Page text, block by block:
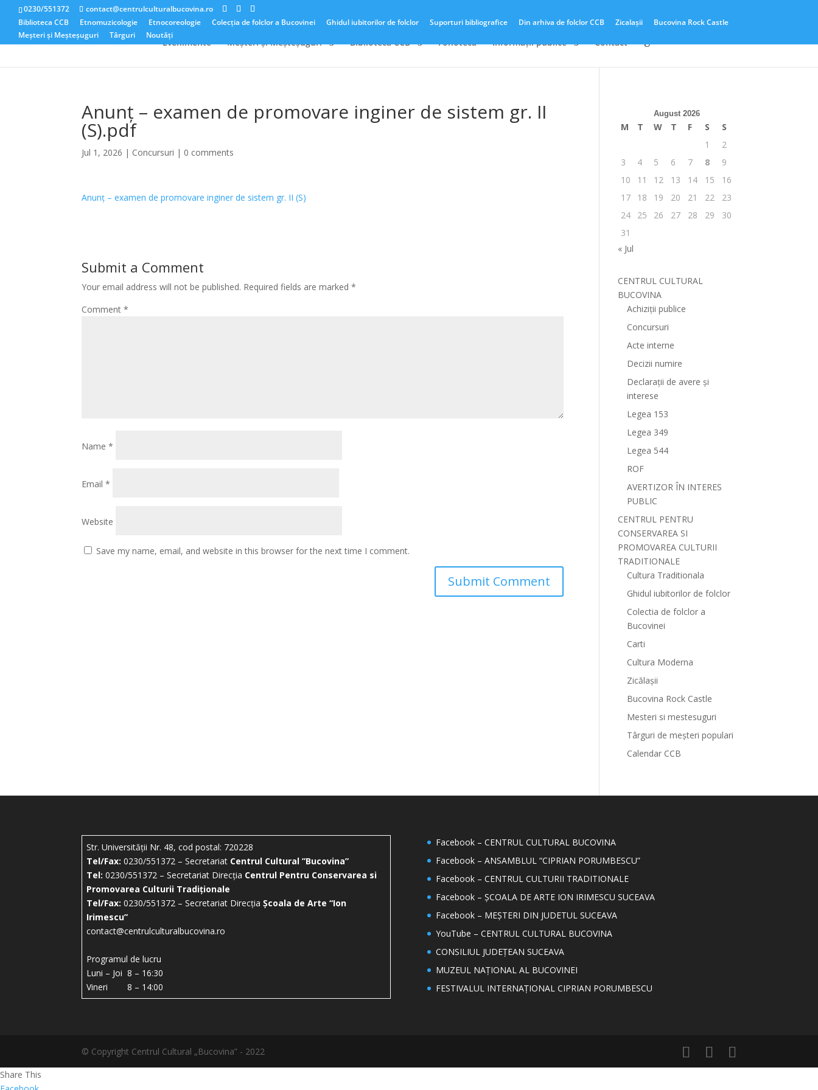
0230/551372
contact@centrulculturalbucovina.ro
Biblioteca CCB
Etnomuzicologie Etnocoreologie Colecția de folclor a Bucovinei Ghidul iubitorilor de folclor Suporturi bibliografice Din arhiva de folclor CCB Zicalașii
Bucovina Rock Castle
Meșteri și Meșteșuguri
Târguri Noutăți
Evenimente Meșteri și Meșteșuguri Biblioteca CCB Fonotecă Informații publice Contact
Anunț – examen de promovare inginer de sistem gr. II
(S).pdf
Jul 1, 2026 | Concursuri | 0 comments
Anunț – examen de promovare inginer de sistem gr. II (S)
Submit a Comment
Your email address will not be published. Required fields are marked*
Comment*
Name*
Email*
Website
Save my name, email, and website in this browser for the next time I comment.
August 2026
M T W T F S
S
1
2
3
4 5 6 7 8
9
10
11 12 13 14 15
16
17
18 19 20 21 22
23
24
25 26 27 28 29
30
31
« Jul
CENTRUL CULTURAL
BUCOVINA
Achiziții publice
Concursuri
Acte interne
Decizii numire
Declarații de avere și
interese
Legea 153
Legea 349
Legea 544
ROF
AVERTIZOR ÎN INTERES
PUBLIC
CENTRUL PENTRU
CONSERVAREA SI
PROMOVAREA CULTURII
TRADITIONALE
Cultura Traditionala
Ghidul iubitorilor de folclor
Colectia de folclor a
Bucovinei
Carti
Cultura Moderna
Zicălașii
Bucovina Rock Castle
Mesteri si mestesuguri
Târguri de meșteri populari
Calendar CCB
Str. Universității Nr. 48, cod postal: 720228
Tel/Fax: 0230/551372 – Secretariat Centrul Cultural ”Bucovina”
Tel: 0230/551372 – Secretariat Direcția Centrul Pentru Conservarea si
Promovarea Culturii Tradiționale
Tel/Fax: 0230/551372 – Secretariat DirecțiaȘcoala de Arte “Ion
Irimescu”
contact@centrulculturalbucovina.ro
Programul de lucru
Luni – Joi 8 – 16:30
Vineri 8 – 14:00
Facebook – CENTRUL CULTURAL BUCOVINA
Facebook – ANSAMBLUL “CIPRIAN PORUMBESCU”
Facebook – CENTRUL CULTURII TRADITIONALE
Facebook – ȘCOALA DE ARTE ION IRIMESCU SUCEAVA
Facebook – MEȘTERI DIN JUDETUL SUCEAVA
YouTube – CENTRUL CULTURAL BUCOVINA
CONSILIUL JUDEȚEAN SUCEAVA
MUZEUL NAȚIONAL AL BUCOVINEI
FESTIVALUL INTERNAȚIONAL CIPRIAN PORUMBESCU
© Copyright Centrul Cultural „Bucovina” - 2022
Share This